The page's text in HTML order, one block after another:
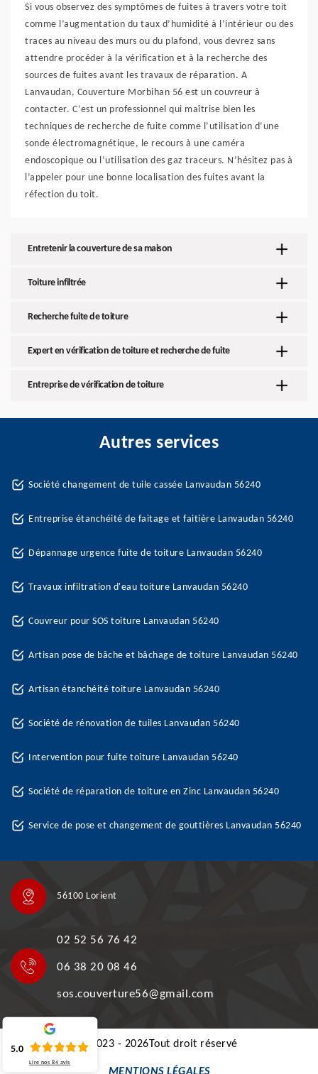
Si vous observez des symptômes de fuites à travers votre toit
comme l’augmentation du taux d’humidité à l’intérieur ou des
traces au niveau des murs ou du plafond, vous devrez sans
attendre procéder à la vérification et à la recherche des
sources de fuites avant les travaux de réparation. A
Lanvaudan, Couverture Morbihan 56 est un couvreur à
contacter. C’est un professionnel qui maîtrise bien les
techniques de recherche de fuite comme l’utilisation d’une
sonde électromagnétique, le recours à une caméra
endoscopique ou l’utilisation des gaz traceurs. N’hésitez pas à
l’appeler pour une bonne localisation des fuites avant la
réfection du toit.
Entretenir la couverture de sa maison
Toiture infiltrée
Recherche fuite de toiture
Expert en vérification de toiture et recherche de fuite
Entreprise de vérification de toiture
Autres services
Société changement de tuile cassée Lanvaudan 56240
Entreprise étanchéité de faitage et faitière Lanvaudan 56240
Dépannage urgence fuite de toiture Lanvaudan 56240
Travaux infiltration d'eau toiture Lanvaudan 56240
Couvreur pour SOS toiture Lanvaudan 56240
Artisan pose de bâche et bâchage de toiture Lanvaudan 56240
Artisan étanchéité toiture Lanvaudan 56240
Société de rénovation de tuiles Lanvaudan 56240
Intervention pour fuite toiture Lanvaudan 56240
Société de réparation de toiture en Zinc Lanvaudan 56240
Service de pose et changement de gouttières Lanvaudan 56240
56100 Lorient
02 52 56 76 42
06 38 20 08 46
sos.couverture56@gmail.com
©2023 - 2026Tout droit réservé
5.0
Lire nos84 avis